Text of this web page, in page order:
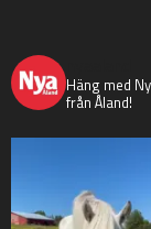
Häng med
från Åland!